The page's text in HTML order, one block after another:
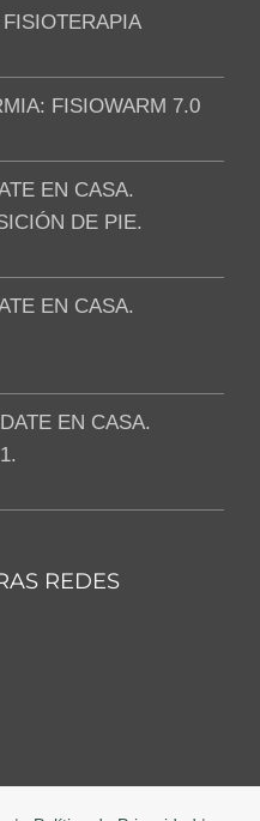
FISIOWARM 7.0
EN CASA.
DE PIE.
EN CASA.
EN CASA.
REDES